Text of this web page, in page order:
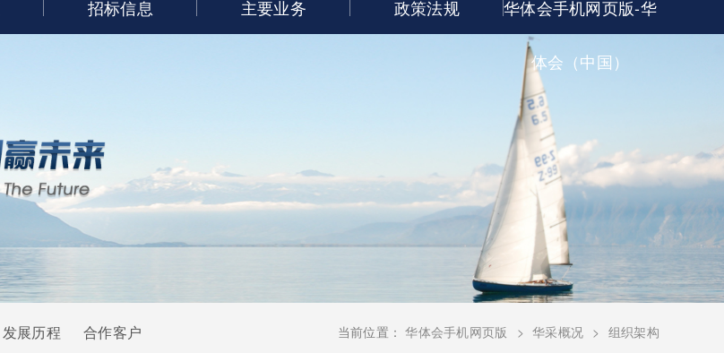
招标信息 主要业务 政策法规 华体会手机网页版-华
体会（中国）
发展历程 合作客户 当前位置： 华体会手机网页版 华采概况 组织架构